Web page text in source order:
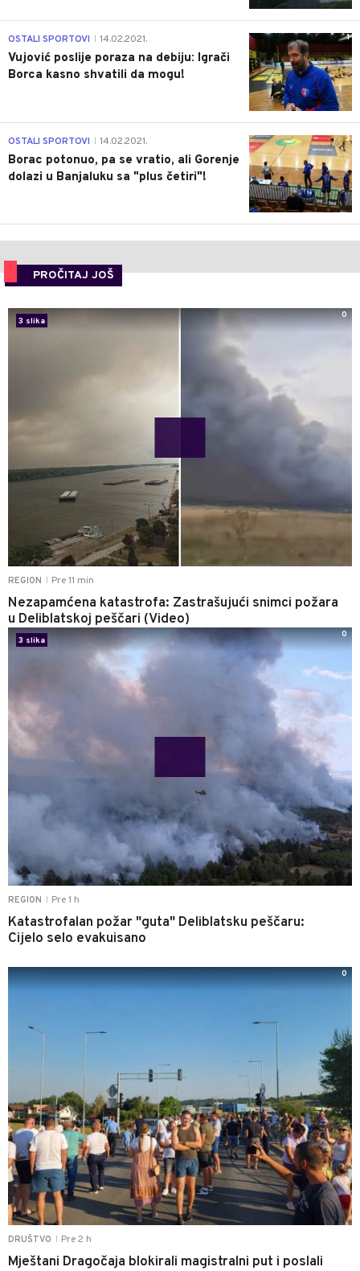
1
OSTALI SPORTOVI 14.02.2021.
Vujović poslije poraza na debiju: Igrači
Borca kasno shvatili da mogu!
3
OSTALI SPORTOVI 14.02.2021.
Borac potonuo, pa se vratio, ali Gorenje
dolazi u Banjaluku sa "plus četiri"!
PROČITAJ JOŠ
REGION Pre 11 min
Nezapamćena katastrofa: Zastrašujući snimci požara
u Deliblatskoj peščari (Video)
3 slika
0
REGION Pre 1 h
Katastrofalan požar "guta" Deliblatsku peščaru:
Cijelo selo evakuisano
3 slika
0
DRUŠTVO Pre 2 h
Mještani Dragočaja blokirali magistralni put i poslali
0